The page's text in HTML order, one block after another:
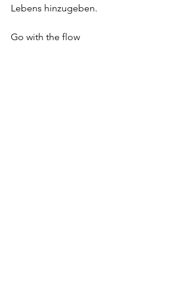
Lebens hinzugeben.
Go with the flow